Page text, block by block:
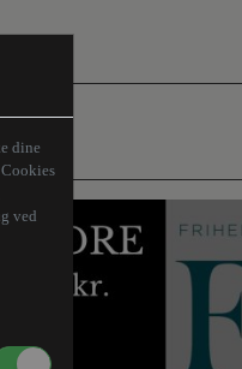
dine
ved